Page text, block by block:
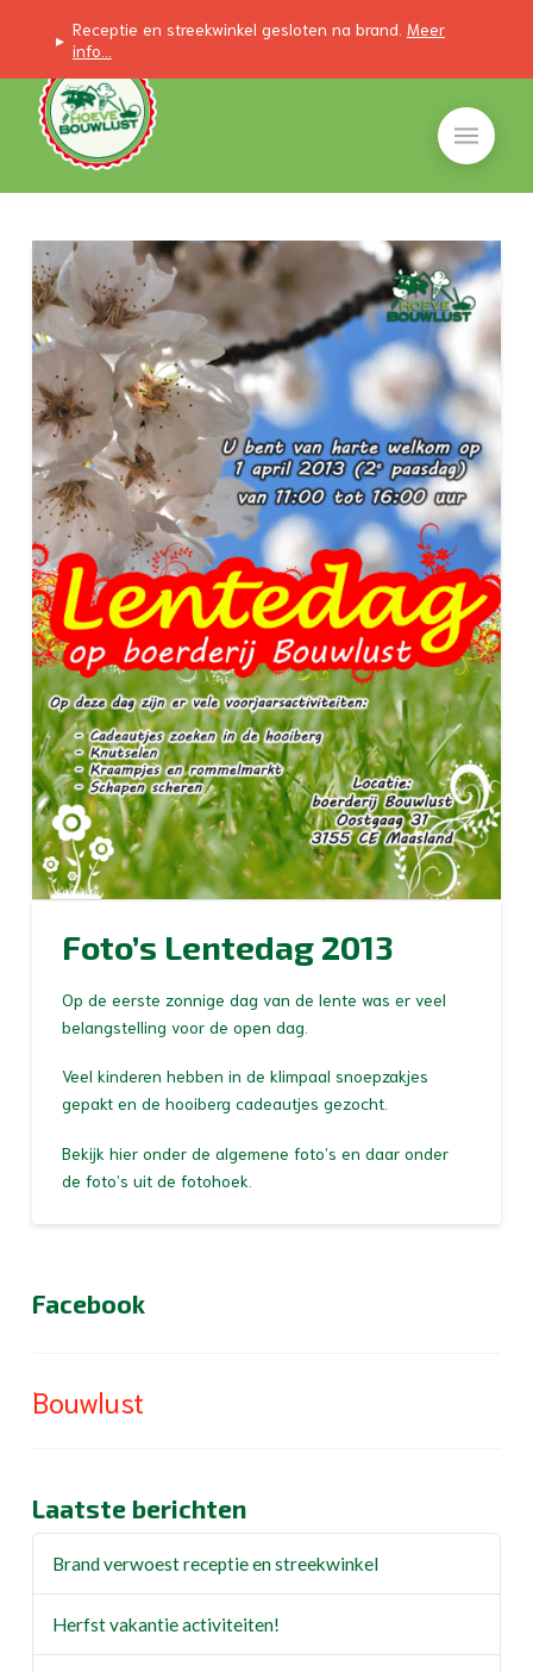
▸ Receptie en streekwinkel gesloten na brand. Meer
info...
Foto’s Lentedag 2013
Op de eerste zonnige dag van de lente was er veel
belangstelling voor de open dag.
Veel kinderen hebben in de klimpaal snoepzakjes
gepakt en de hooiberg cadeautjes gezocht.
Bekijk hier onder de algemene foto’s en daar onder
de foto’s uit de fotohoek.
Facebook
Bouwlust
Laatste berichten
Brand verwoest receptie en streekwinkel
Herfst vakantie activiteiten!